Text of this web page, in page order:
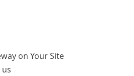
on Your Site